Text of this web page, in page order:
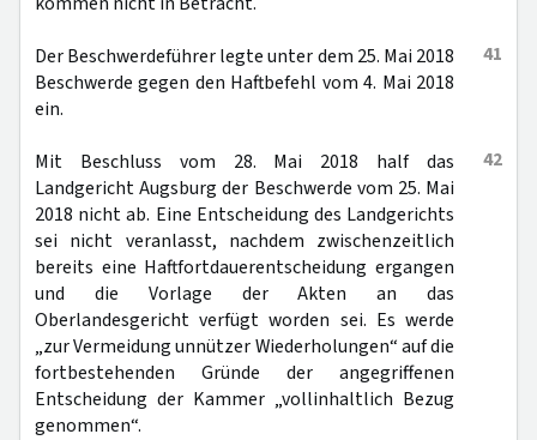
41
Der Beschwerdeführer legte unter dem 25. Mai 2018
Beschwerde gegen den Haftbefehl vom 4. Mai 2018
ein.
42
Mit Beschluss vom 28. Mai 2018 half das
Landgericht Augsburg der Beschwerde vom 25. Mai
2018 nicht ab. Eine Entscheidung des Landgerichts
sei nicht veranlasst, nachdem zwischenzeitlich
bereits eine Haftfortdauerentscheidung ergangen
und die Vorlage der Akten an das
Oberlandesgericht verfügt worden sei. Es werde
„zur Vermeidung unnützer Wiederholungen“ auf die
fortbestehenden Gründe der angegriffenen
Entscheidung der Kammer „vollinhaltlich Bezug
genommen“.